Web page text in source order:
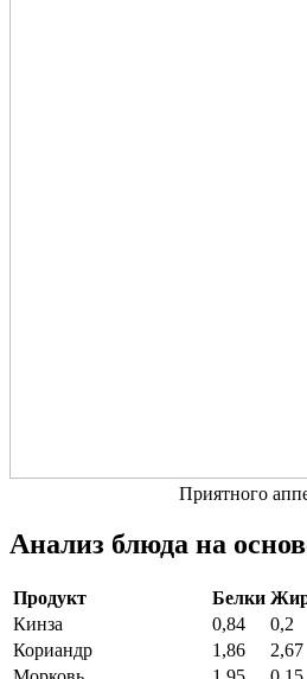
Приятного
Анализ блюда на
Продукт Белки
Кинза
0,84 0,2
Кориандр
1,86 2,67